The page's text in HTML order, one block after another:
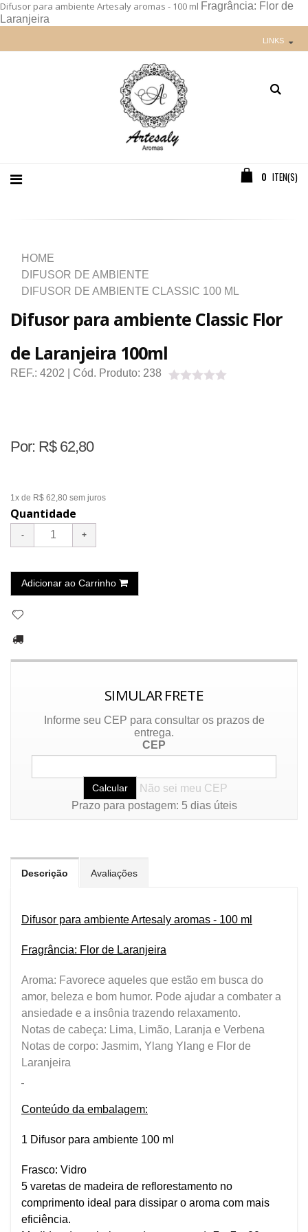
Difusor para ambiente Artesaly aromas - 100 ml Fragrância: Flor de
Laranjeira
LINKS
0 ITEN(S)
HOME
DIFUSOR DE AMBIENTE
DIFUSOR DE AMBIENTE CLASSIC 100 ML
Difusor para ambiente Classic Flor
de Laranjeira 100ml
REF.: 4202 | Cód. Produto: 238
Por: R$ 62,80
1x de R$ 62,80 sem juros
Quantidade
Adicionar ao Carrinho
SIMULAR FRETE
Informe seu CEP para consultar os prazos de
entrega.
CEP
Não sei meu CEP
Prazo para postagem: 5 dias úteis
Descrição Avaliações
Difusor para ambiente Artesaly aromas - 100 ml
Fragrância: Flor de Laranjeira
Aroma: Favorece aqueles que estão em busca do
amor, beleza e bom humor. Pode ajudar a combater a
ansiedade e a insônia trazendo relaxamento.
Notas de cabeça: Lima, Limão, Laranja e Verbena
Notas de corpo: Jasmim, Ylang Ylang e Flor de
Laranjeira
Conteúdo da embalagem:
1 Difusor para ambiente 100 ml
Frasco: Vidro
5 varetas de madeira de reflorestamento no
comprimento ideal para dissipar o aroma com mais
eficiência.